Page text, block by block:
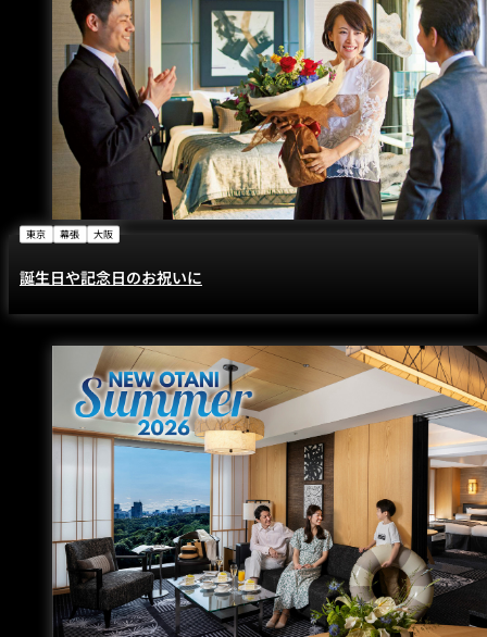
東京 幕張 大阪
誕生日や記念日のお祝いに